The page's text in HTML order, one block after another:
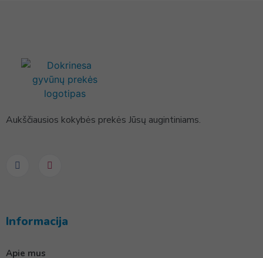
Aukščiausios kokybės prekės Jūsų augintiniams.
Informacija
Apie mus